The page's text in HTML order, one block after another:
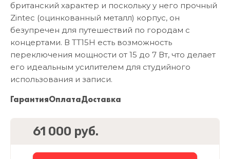
британский характер и поскольку у него прочный
Zintec (оцинкованный металл) корпус, он
безупречен для путешествий по городам с
концертами. В ТТ15Н есть возможность
переключения мощности от 15 до 7 Вт, что делает
его идеальным усилителем для студийного
использования и записи.
ГарантияОплатаДоставка
61 000 руб.